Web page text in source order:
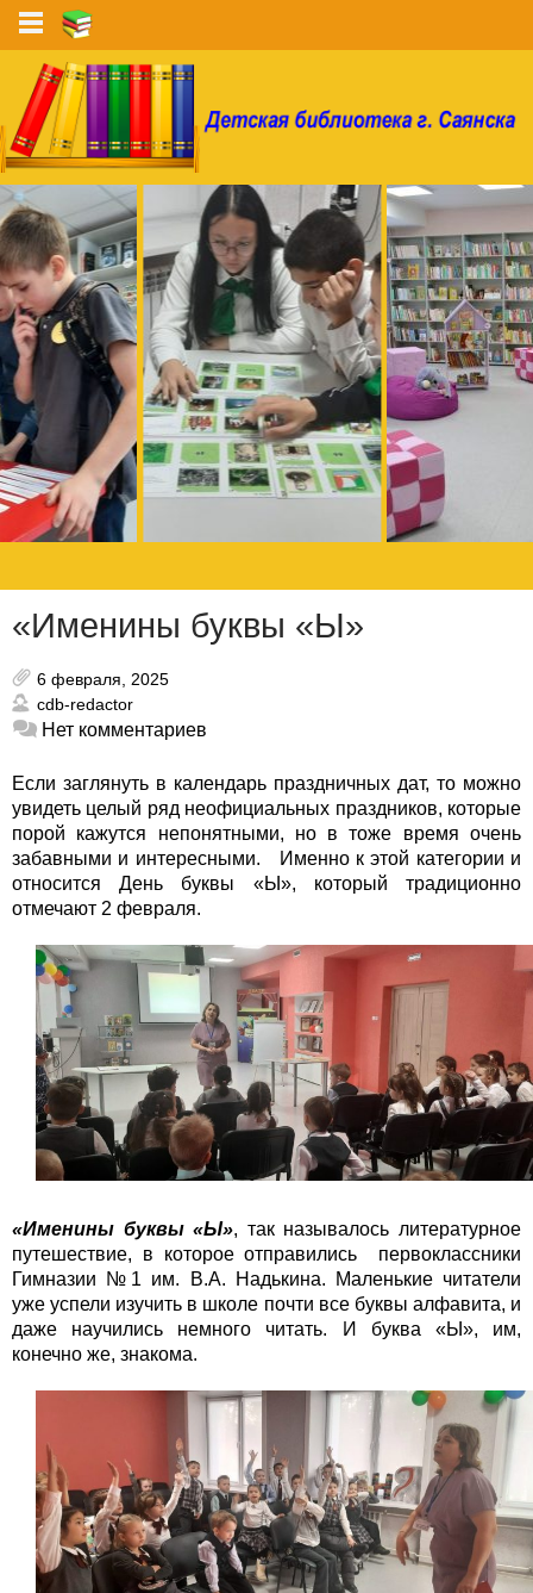
«Именины буквы «Ы»
6 февраля, 2025
cdb-redactor
Нет комментариев
Если заглянуть в календарь праздничных дат, то можно
увидеть целый ряд неофициальных праздников, которые
порой кажутся непонятными, но в тоже время очень
забавными и интересными. Именно к этой категории и
относится День буквы «Ы», который традиционно
отмечают 2 февраля.
«Именины буквы «Ы», так называлось литературное
путешествие, в которое отправились первоклассники
Гимназии №1 им. В.А. Надькина.
Маленькие читатели
уже успели изучить в школе почти все буквы алфавита, и
даже научились немного читать. И буква «Ы», им,
конечно же, знакома.